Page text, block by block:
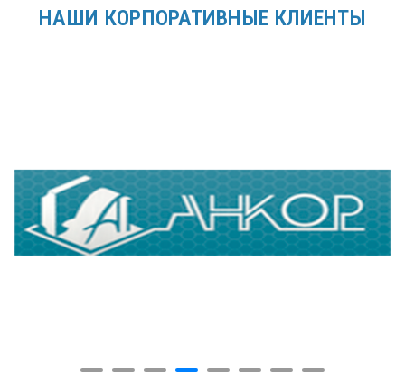
НАШИ КОРПОРАТИВНЫЕ КЛИЕНТЫ